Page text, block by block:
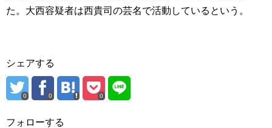
た。大西容疑者は西貴司の芸名で活動しているという。
シェアする
0 0 0
フォローする